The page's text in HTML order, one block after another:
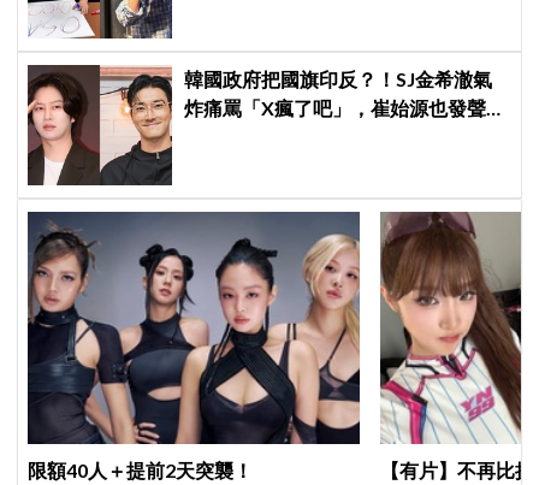
韓國政府把國旗印反？！SJ金希澈氣
炸痛罵「X瘋了吧」，崔始源也發聲挺
限額40人＋提前2天突襲！ 【有片】不再比